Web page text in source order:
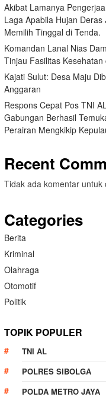
Akibat Lamanya
Laga Apabila Hujan
Memilih Tinggal di Tenda.
Komandan Lanal Nias
Tinjau Fasilitas
Kajati Sulut: Desa Maju
Anggaran
Respons Cepat Pos TNI
Gabungan Berhasil
Perairan Mengkikip
Recent
Tidak ada komentar untuk
Categories
Berita
Kriminal
Olahraga
Otomotif
Politik
TOPIK POPULER
TNI AL
POLRES SIBOLGA
POLDA METRO JAYA